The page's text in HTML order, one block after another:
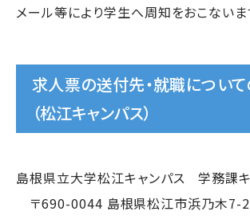
メール等により学生へ周知をおこないま
求人票の送付先・就職につい
（松江キャンパス）
島根県立大学松江キャンパス 学務課
〒690-0044 島根県松江市浜乃木7-